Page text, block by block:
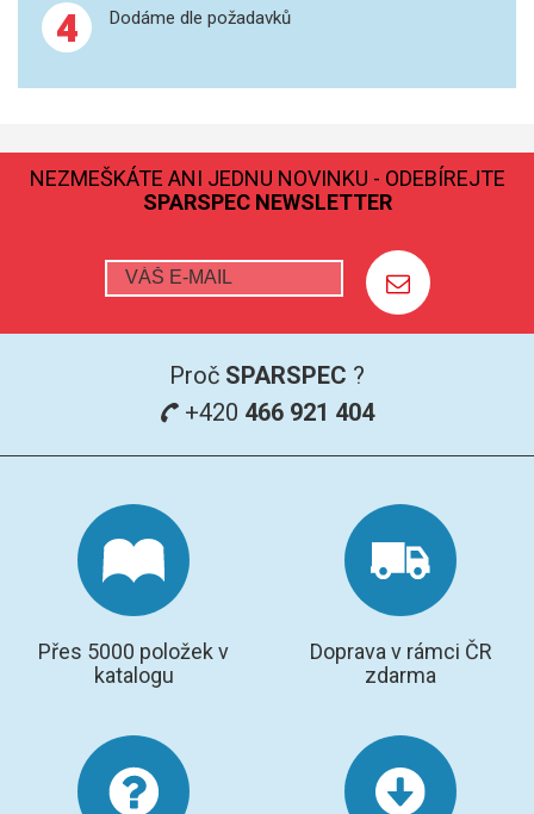
4 Dodáme dle požadavků
NEZMEŠKÁTE ANI JEDNU NOVINKU - ODEBÍREJTE
SPARSPEC NEWSLETTER
Proč SPARSPEC ?
+420 466 921 404
Přes 5000 položek v
katalogu
Doprava v rámci ČR
zdarma